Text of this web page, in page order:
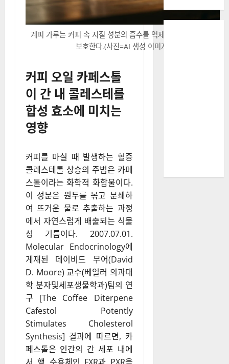
계피 가루는 커피 속 지질 성분의 흡수를 억제하여 혈관 건강을
보호한다.(사진=AI 생성 이미지)
커피 오일 카페스톨
이 간 내 콜레스테롤
합성 효소에 미치는
영향
커피를 마실 때 발생하는 혈중
콜레스테롤 상승의 주범은 카페
스톨이라는 화학적 화합물이다.
이 성분은 원두를 볶고 분쇄하
여 뜨거운 물로 추출하는 과정
에서 자연스럽게 배출되는 식물
성 기름이다. 2007.07.01.
Molecular Endocrinology에
게재된 데이비드 무어(David
D. Moore) 교수(베일러 의과대
학 분자및세포생물학과)팀의 연
구 [The Coffee Diterpene
Cafestol Potently
Stimulates Cholesterol
Synthesis] 결과에 따르면, 카
페스톨은 인간의 간 세포 내에